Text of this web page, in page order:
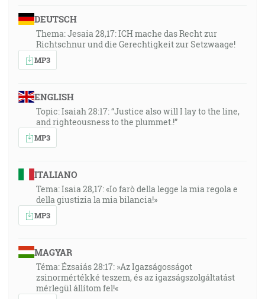
DEUTSCH
Thema: Jesaia 28,17: ICH mache das Recht zur
Richtschnur und die Gerechtigkeit zur Setzwaage!
MP3
ENGLISH
Topic: Isaiah 28:17: “Justice also will I lay to the line,
and righteousness to the plummet.!”
MP3
ITALIANO
Tema: Isaia 28,17: «Io farò della legge la mia regola e
della giustizia la mia bilancia!»
MP3
MAGYAR
Téma: Ézsaiás 28:17: »Az Igazságosságot
zsinormértékké teszem, és az igazságszolgáltatást
mérlegül állítom fel!«